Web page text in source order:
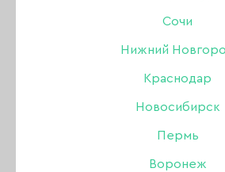
Сочи
Нижний
Краснодар
Новосибирск
Пермь
Воронеж